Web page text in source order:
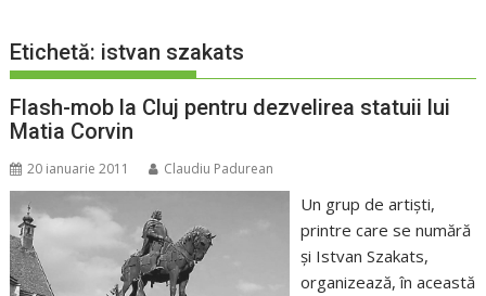
Etichetă: istvan szakats
Flash-mob la Cluj pentru dezvelirea statuii lui
Matia Corvin
20 ianuarie 2011 Claudiu Padurean
Un grup de artiști,
printre care se numără
și Istvan Szakats,
organizează, în această